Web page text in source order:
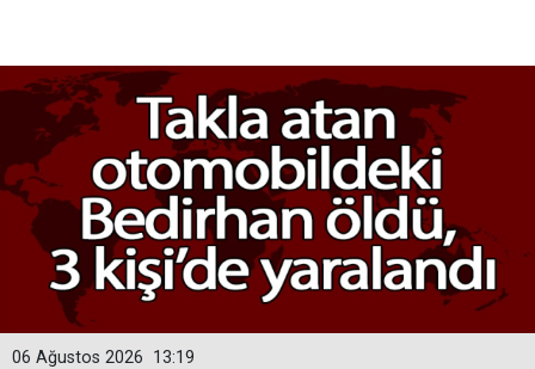
13:19
06 Ağustos 2026